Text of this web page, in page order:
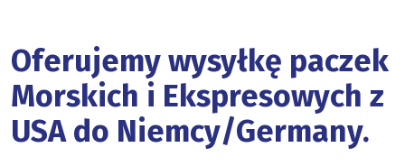
Oferujemy wysyłkę paczek
Morskich i Ekspresowych z
USA do Niemcy/Germany.